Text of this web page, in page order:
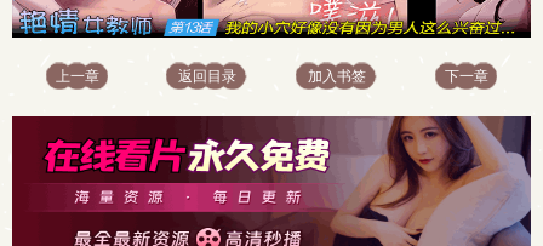
上一章 返回目录 加入书签 下一章